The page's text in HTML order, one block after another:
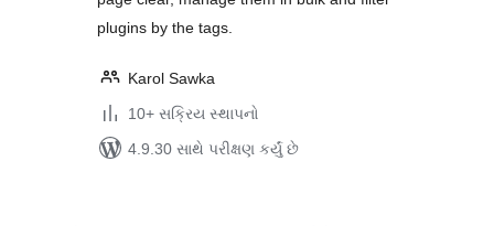
plugins by the tags.
Karol Sawka
10+ સક્રિય સ્થાપનો
4.9.30 સાથે પરીક્ષણ કર્યું છે